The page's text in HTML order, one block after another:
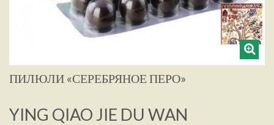
ПИЛЮЛИ «СЕРЕБРЯНОЕ ПЕРО»
YING QIAO JIE DU WAN